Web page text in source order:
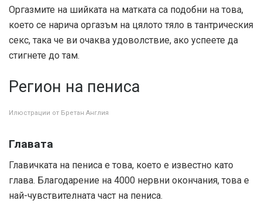
Оргазмите на шийката на матката са подобни на това,
което се нарича оргазъм на цялото тяло в тантрическия
секс, така че ви очаква удоволствие, ако успеете да
стигнете до там.
Регион на пениса
Илюстрации от Бретан Англия
Главата
Главичката на пениса е това, което е известно като
глава. Благодарение на 4000 нервни окончания, това е
най-чувствителната част на пениса.